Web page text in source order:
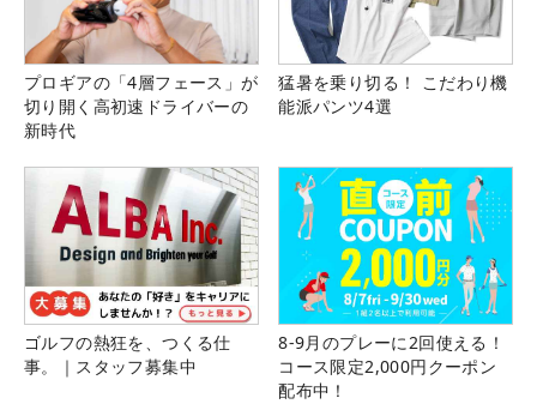
プロギアの「4層フェース」が
切り開く高初速ドライバーの
新時代
猛暑を乗り切る！ こだわり機
能派パンツ4選
ゴルフの熱狂を、つくる仕
事。｜スタッフ募集中
8-9月のプレーに2回使える！
コース限定2,000円クーポン
配布中！